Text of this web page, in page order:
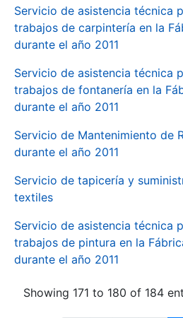
Servicio de asistencia técnica
trabajos de carpintería en la
durante el año 2011
Servicio de asistencia técnica
trabajos de fontanería en la
durante el año 2011
Servicio de Mantenimiento de
durante el año 2011
Servicio de tapicería y
textiles
Servicio de asistencia técnica
trabajos de pintura en la
durante el año 2011
Showing 171 to 180 of 184